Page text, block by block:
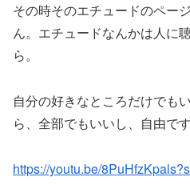
その時そのエチュードのペー
ん。エチュードなんかは人に
ら。
自分の好きなところだけでも
ら、全部でもいいし、自由です
https://youtu.be/